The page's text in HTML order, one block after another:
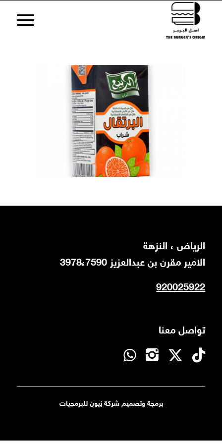
اﻟﺮﻳﺎض ، اﻟﻨﺰﻫﺔ
اﻻﻣﻴﺮ ﻣﻘﺮن ﺑﻦ ﻋﺒﺪاﻟﻌﺰﻳﺰ 3978،7590
920025922
تواصل معنا
برمجة وتصميم شركةنيون للبرمجيات